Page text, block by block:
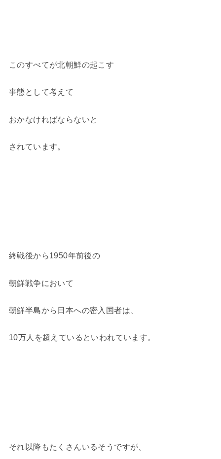
このすべてが北朝鮮の起こす
事態として考えて
おかなければならないと
されています。
終戦後から1950年前後の
朝鮮戦争において
朝鮮半島から日本への密入国者は、
10万人を超えているといわれています。
それ以降もたくさんいるそうですが、